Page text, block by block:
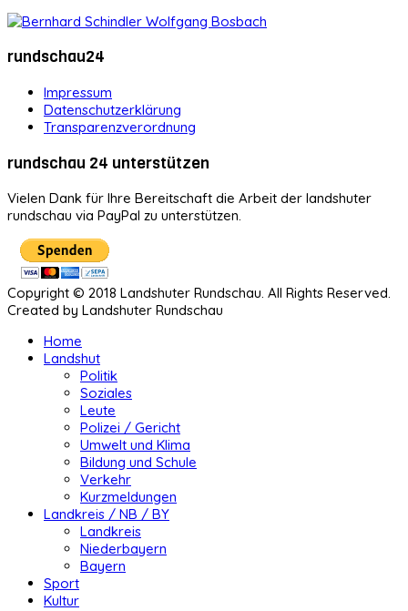
rundschau24
Impressum
Datenschutzerklärung
Transparenzverordnung
rundschau 24 unterstützen
Vielen Dank für Ihre Bereitschaft die Arbeit der landshuter
rundschau via PayPal zu unterstützen.
Copyright © 2018 Landshuter Rundschau. All Rights Reserved.
Created by Landshuter Rundschau
Home
Landshut
Politik
Soziales
Leute
Polizei / Gericht
Umwelt und Klima
Bildung und Schule
Verkehr
Kurzmeldungen
Landkreis / NB / BY
Landkreis
Niederbayern
Bayern
Sport
Kultur